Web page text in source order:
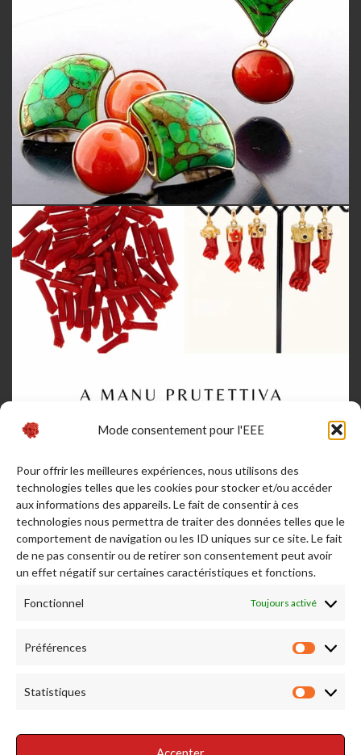
Mode consentement pour l'EEE
Pour offrir les meilleures expériences, nous utilisons des
technologies telles que les cookies pour stocker et/ou accéder
aux informations des appareils. Le fait de consentir à ces
technologies nous permettra de traiter des données telles que le
comportement de navigation ou les ID uniques sur ce site. Le fait
de ne pas consentir ou de retirer son consentement peut avoir
un effet négatif sur certaines caractéristiques et fonctions.
Fonctionnel Toujours activé
Préférences
Statistiques
Afficher plus... Suivez-nous sur Instagram